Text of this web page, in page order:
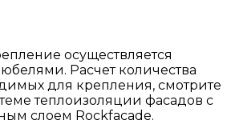
осуществляется
Расчет количества
для крепления, смотрите
теплоизоляции фасадов с
слоем Rockfacade.